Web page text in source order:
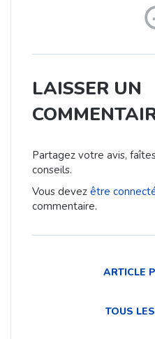
LAISSER UN
Partagez votre avis,
conseils.
Vous devez être
commentaire.
ARTICLE
TOUS